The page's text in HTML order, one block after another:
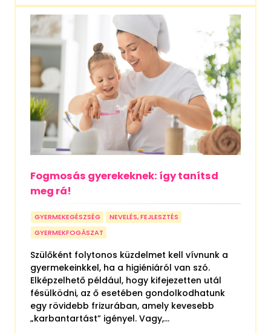
Fogmosás gyerekeknek: így tanítsd
meg rá!
GYERMEKEGÉSZSÉG
NEVELÉS, FEJLESZTÉS
GYERMEKFOGÁSZAT
Szülőként folytonos küzdelmet kell vívnunk a
gyermekeinkkel, ha a higiéniáról van szó.
Elképzelhető például, hogy kifejezetten utál
fésülködni, az ő esetében gondolkodhatunk
egy rövidebb frizurában, amely kevesebb
„karbantartást” igényel. Vagy,...